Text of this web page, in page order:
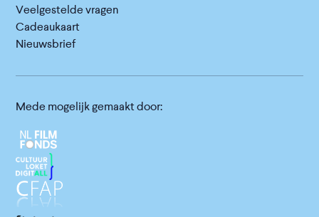
Veelgestelde vragen
Cadeaukaart
Nieuwsbrief
Mede mogelijk gemaakt door: